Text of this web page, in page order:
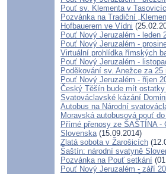
Pouť sv. Klementa v
Pozvánka na Tradiční
Hofbauerem ve Vídni
Pouť Nový Jeruzalém - leden
Pouť Nový Jeruzalém -
Virtuální prohlídka římských
Pouť Nový Jeruzalém -
Poděkování sv. Anežce za 25
Pouť Nový Jeruzalém - říjen
Český Těšín bude mít
Svatováclavské kázání
Autobus na Národní
Moravská autobusová pouť
Přímé přenosy ze ŠAŠTÍNA -
Slovenska(15.09.2014)
Zlatá sobota v Žarošicích
Šaštín: národní svatyně
Pozvánka na Pouť setkání
Pouť Nový Jeruzalém - září